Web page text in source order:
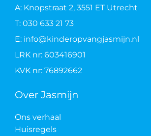
A: Knopstraat 2, 3551 ET Utrecht
T: 030 633 21 73
E: info@kinderopvangjasmijn.nl
LRK nr: 603416901
KVK nr: 76892662
Over Jasmijn
Ons verhaal
Huisregels